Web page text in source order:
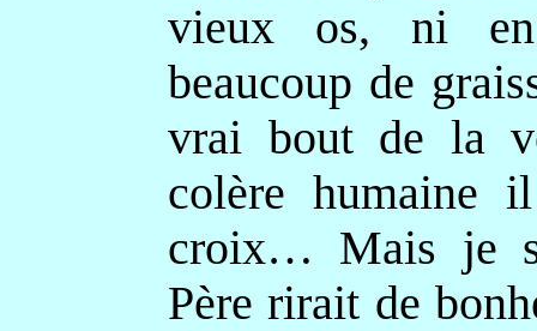
vieux os, ni
beaucoup de
vrai bout de la
colère humaine
croix… Mais je
Père rirait de